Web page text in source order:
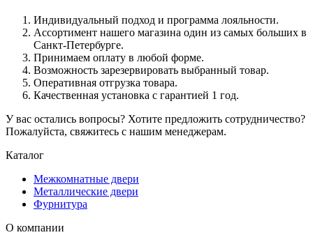
Индивидуальный подход и программа лояльности.
Ассортимент нашего магазина один из самых больших в
Санкт-Петербурге.
Принимаем оплату в любой форме.
Возможность зарезервировать выбранный товар.
Оперативная отгрузка товара.
Качественная установка с гарантией 1 год.
У вас остались вопросы? Хотите предложить сотрудничество?
Пожалуйста, свяжитесь с нашим менеджерам.
Каталог
Межкомнатные двери
Металлические двери
Фурнитура
О компании